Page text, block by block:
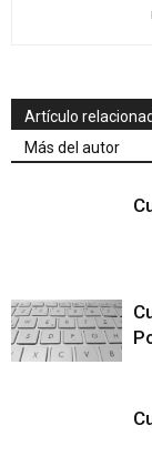
Artículo
Más del autor